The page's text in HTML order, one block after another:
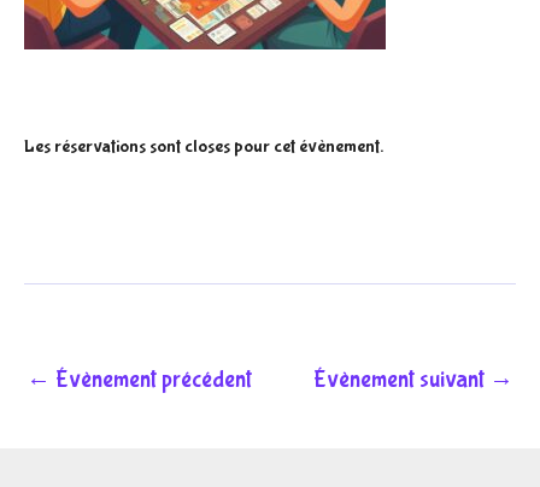
Les réservations sont closes pour cet évènement.
← Évènement précédent Évènement suivant →